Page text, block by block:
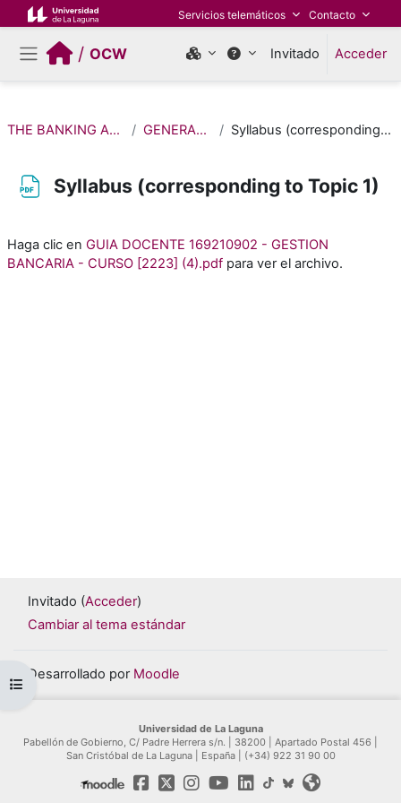
Salta al contenido principal Servicios telemáticos Contacto
Panel lateral
/OCW Invitado Acceder
Abrir índice del curso
THE BANKING ACTIVITY GENERAL INFO Syllabus (corresponding to Topic 1)
Syllabus (corresponding to Topic 1)
Haga clic en GUIA DOCENTE 169210902 - GESTION
BANCARIA - CURSO [2223] (4).pdf para ver el archivo.
Invitado (Acceder)
Cambiar al tema estándar
Desarrollado por Moodle
Universidad de La Laguna
Pabellón de Gobierno, C/ Padre Herrera s/n. | 38200 | Apartado Postal 456 |
San Cristóbal de La Laguna | España | (+34) 922 31 90 00